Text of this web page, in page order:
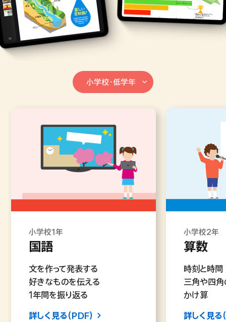
小学校・低学年
小学校・中学年
小学校・高学年
中学校
小学校1年
国語
文を作って発表する
好きなものを伝える
1年間を振り返る
詳しく見る（PDF）
小学校2年
算数
時刻と時間
三角や四
かけ算
詳しく見る
小学校3年
国語
友だちのことを知る
オーディオドラマを作る
気持ちが伝わる感想文
詳しく見る（PDF）
小学校3年
算数
10000よ
円と球
棒グラフと
詳しく見る
小学校5年
国語
古典を楽しむ
よりよい学校生活を考える
自分の考えを表現する
詳しく見る（PDF）
小学校5年
理科
天気の変化
植物の発芽
流れる水の
詳しく見る
中学校1年
国語
効果的に伝わるスピーチ
根拠にもとづくレポートの作成
多様な表現技法
詳しく見る（PDF）
中学校2年
社会
日本の地
地域のあり
開国と江
詳しく見る